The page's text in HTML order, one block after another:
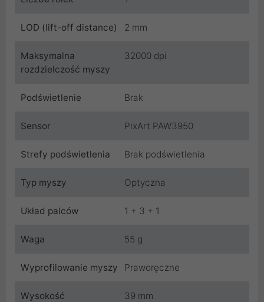
LOD (lift-off distance) 2 mm
Maksymalna
rozdzielczość myszy
32000 dpi
Podświetlenie Brak
Sensor PixArt PAW3950
Strefy podświetlenia Brak podświetlenia
Typ myszy Optyczna
Układ palców 1 + 3 + 1
Waga 55 g
Wyprofilowanie myszy Praworęczne
Wysokość 39 mm